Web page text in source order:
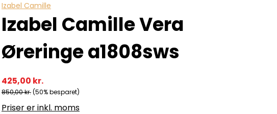
Izabel Camille
Izabel Camille Vera
Øreringe a1808sws
425,00 kr.
850,00 kr.(50% besparet)
Priser er inkl. moms